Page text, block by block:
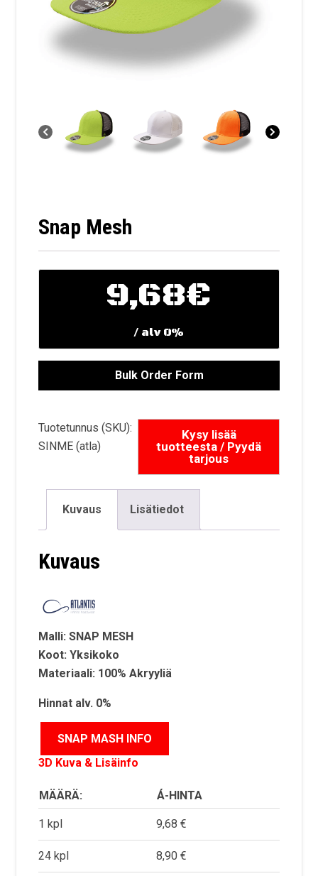
Snap Mesh
9,68€
/ alv 0%
Tuotetunnus (SKU):
SINME (atla)
Kuvaus Lisätiedot
Kuvaus
Malli: SNAP MESH
Koot: Yksikoko
Materiaali: 100% Akryyliä
Hinnat alv. 0%
3D Kuva & Lisäinfo
MÄÄRÄ: Á-HINTA
1 kpl 9,68 €
24 kpl 8,90 €